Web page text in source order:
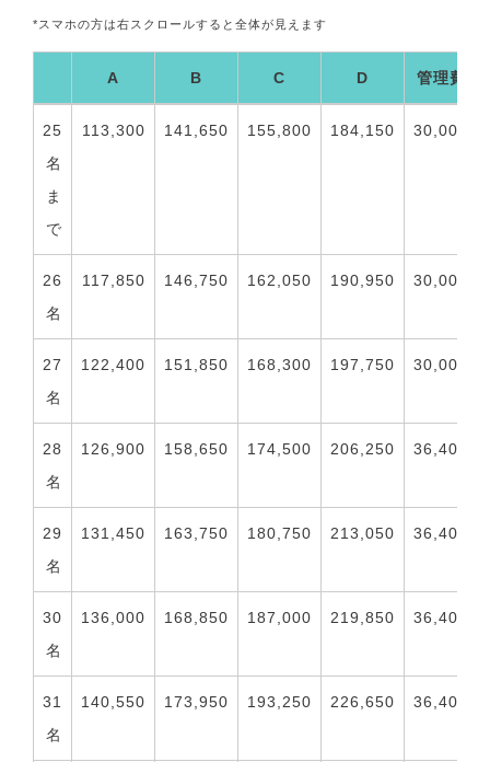
*スマホの方は右スクロールすると全体が見えます
A B C D 管理費
A B C D 管理費
25
名
ま
で
113,300 141,650 155,800 184,150 30,000
26
名
117,850 146,750 162,050 190,950 30,000
27
名
122,400 151,850 168,300 197,750 30,000
28
名
126,900 158,650 174,500 206,250 36,400
29
名
131,450 163,750 180,750 213,050 36,400
30
名
136,000 168,850 187,000 219,850 36,400
31
名
140,550 173,950 193,250 226,650 36,400